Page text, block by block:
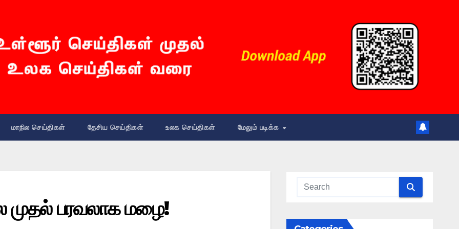
மாநில செய்திகள் தேசிய செய்திகள் உலக செய்திகள் மேலும் படிக்க
பரவலாக மழை!